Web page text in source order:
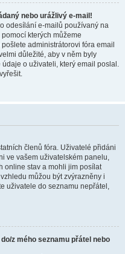
nebo urážlivý e-mail!
odesílání e-mailů používaný na
kterých můžeme
administrátorovi fóra email
důležité, aby v něm byly
o uživateli, který email poslal.
členů fóra. Uživatelé přidáni
ve vašem uživatelském panelu,
online stav a mohli jim posílat
můžou být zvýrazněny i
uživatele do seznamu nepřátel,
z mého seznamu přátel nebo